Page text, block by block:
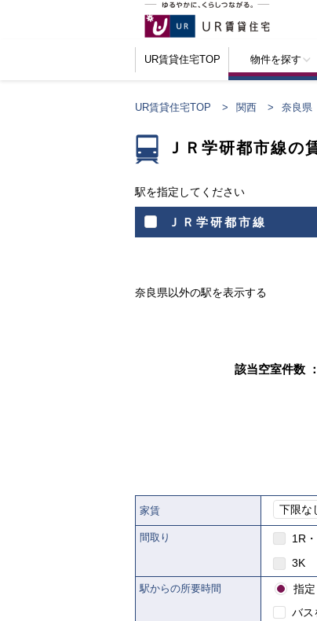
UR賃貸住宅TOP 物件を探す
UR賃貸住宅TOP 関西 奈良県
ＪＲ学研都市線の
駅を指定してください
ＪＲ学研都市線
奈良県以外の駅を表示する
該当空室件数 ：
家賃 下限な
間取り 1R
3K
駅からの所要時間 指
バス